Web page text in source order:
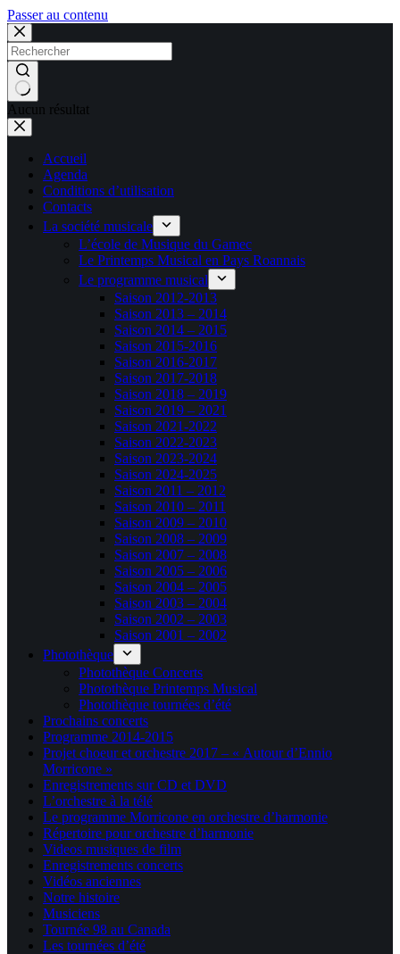
Passer au contenu
Aucun résultat
Accueil
Agenda
Conditions d’utilisation
Contacts
La société musicale
L’école de Musique du Gamec
Le Printemps Musical en Pays Roannais
Le programme musical
Saison 2012-2013
Saison 2013 – 2014
Saison 2014 – 2015
Saison 2015-2016
Saison 2016-2017
Saison 2017-2018
Saison 2018 – 2019
Saison 2019 – 2021
Saison 2021-2022
Saison 2022-2023
Saison 2023-2024
Saison 2024-2025
Saison 2011 – 2012
Saison 2010 – 2011
Saison 2009 – 2010
Saison 2008 – 2009
Saison 2007 – 2008
Saison 2005 – 2006
Saison 2004 – 2005
Saison 2003 – 2004
Saison 2002 – 2003
Saison 2001 – 2002
Photothèque
Photothèque Concerts
Photothèque Printemps Musical
Photothèque tournées d’été
Prochains concerts
Programme 2014-2015
Projet choeur et orchestre 2017 – « Autour d’Ennio
Morricone »
Enregistrements sur CD et DVD
L’orchestre à la télé
Le programme Morricone en orchestre d’harmonie
Répertoire pour orchestre d’harmonie
Videos musiques de film
Enregistrements concerts
Vidéos anciennes
Notre histoire
Musiciens
Tournée 98 au Canada
Les tournées d’été